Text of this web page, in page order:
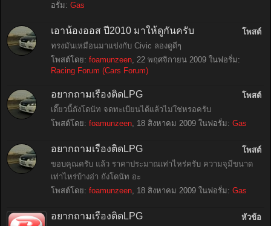
อรั่ม: Gas
โพสต์
เอาน้องออส ปี2010 มาให้ดูกันครับ
ทรงมันเหมือนมาแข่งกับ Civic ลองดูดีๆ
โพสต์โดย: foamunzeen, 22 พฤศจิกายน 2009 ในฟอรั่ม:
Racing Forum (Cars Forum)
โพสต์
อยากถามเรื่องติดLPG
เดี๊ยวนี้ถังโดนัท จดทะเบียนได้แล้วไม่ใช่หรอครับ
โพสต์โดย: foamunzeen, 18 สิงหาคม 2009 ในฟอรั่ม: Gas
โพสต์
อยากถามเรื่องติดLPG
ขอบคุณครับ แล้ว ราคาประมาณเท่าไหร่ครับ ความจุมีขนาด
เท่าไหร่บ้างอ่า ถังโดนัท อะ
โพสต์โดย: foamunzeen, 18 สิงหาคม 2009 ในฟอรั่ม: Gas
หัวข้อ
อยากถามเรื่องติดLPG